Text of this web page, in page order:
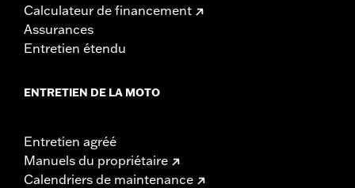
Calculateur de financement
Assurances
Entretien étendu
ENTRETIEN DE LA MOTO
Entretien agréé
Manuels du propriétaire
Calendriers de maintenance